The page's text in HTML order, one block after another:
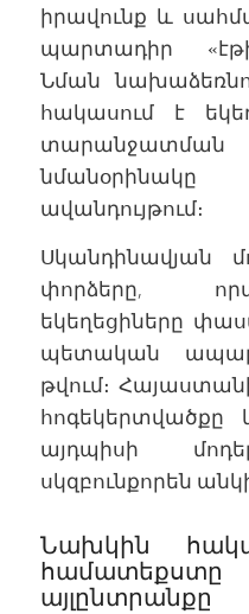
իրավունք և
պարտադիր
Նման
հակասում է
նմանօրինակը
ավանդույթում։
Սկանդինավյան
փորձերը,
եկեղեցիները
պետական
թվում։
հոգեկերտվածքը
այդպիսի
սկզբունքորեն
Նախկին
այլընտրանքը